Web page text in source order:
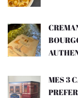
MES 3